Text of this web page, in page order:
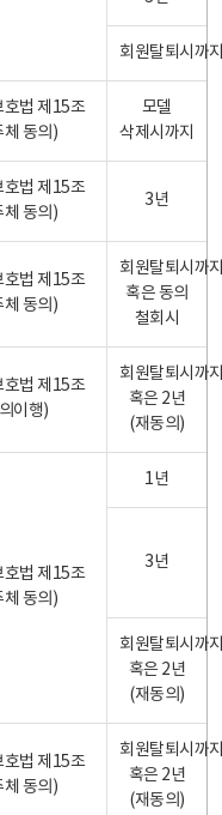
회원탈퇴시까
호법 제15조
체 동의)
모델
삭제시까지
호법 제15조
체 동의)
3년
호법 제15조
체 동의)
회원탈퇴시까
혹은 동의
철회시
호법 제15조
이행)
회원탈퇴시까
혹은 2년
(재동의)
호법 제15조
체 동의)
1년
3년
회원탈퇴시까
혹은 2년
(재동의)
호법 제15조
체 동의)
회원탈퇴시까
혹은 2년
(재동의)